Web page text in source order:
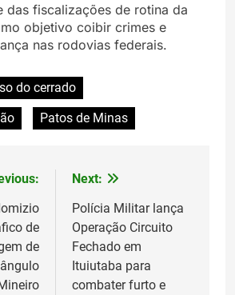
das fiscalizações de rotina da
objetivo coibir crimes e
nas rodovias federais.
do cerrado
Patos de Minas
de
de
Next:
Polícia Militar lança
Operação Circuito
Fechado em
Ituiutaba para
combater furto e